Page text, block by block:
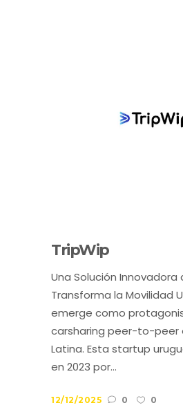
TripWip
Una Solución Innovadora
Transforma la Movilidad
emerge como
carsharing peer-to-peer
Latina. Esta startup
en 2023 por...
12/12/2025 0 0